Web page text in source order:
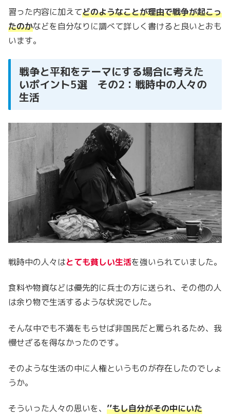
習った内容に加えてどのようなことが理由で戦争が起こっ
たのかなどを自分なりに調べて詳しく書けると良いとおも
います。
戦争と平和をテーマにする場合に考えた
いポイント5選 その2：戦時中の人々の
生活
戦時中の人々はとても貧しい生活を強いられていました。
食料や物資などは優先的に兵士の方に送られ、その他の人
は余り物で生活するような状況でした。
そんな中でも不満をもらせば非国民だと罵られるため、我
慢せざるを得なかったのです。
そのような生活の中に人権というものが存在したのでしょ
うか。
そういった人々の思いを、 ’’もし自分がその中にいた